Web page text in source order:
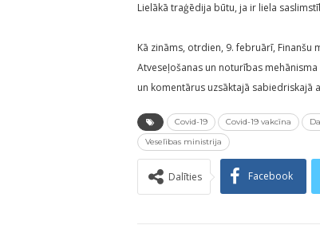
Lielākā traģēdija būtu, ja ir liela
Kā zināms, otrdien, 9. februārī, Finanšu
Atveseļošanas un noturības
un komentārus uzsāktajā sabiedriskajā
Covid-19 Covid-19 vakcīna
Veselības ministrija
Dalīties Facebook